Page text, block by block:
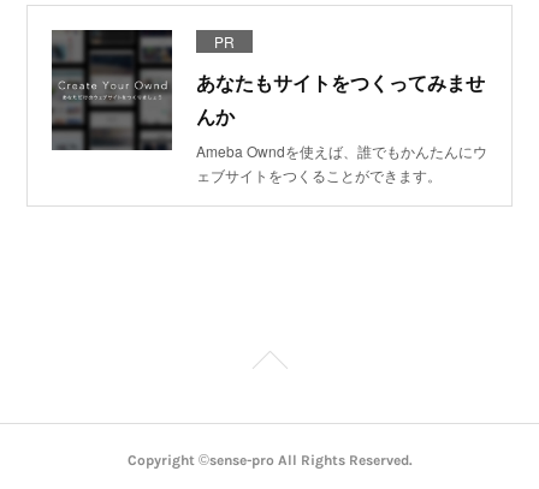
PR
あなたもサイトをつくってみませ
んか
Ameba Owndを使えば、誰でもかんたんにウ
ェブサイトをつくることができます。
Copyright ©sense-pro All Rights Reserved.